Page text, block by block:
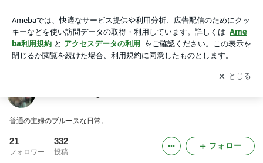
アプリをダウンロードして ブログの更新通知
を受け取りまし
ょう。
開く
普通の主婦のブルースな日常。
21
フォロワー
332
投稿
フォロー